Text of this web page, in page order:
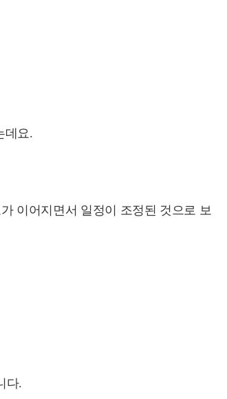
데요.
이어지면서 일정이 조정된 것으로 보
다.